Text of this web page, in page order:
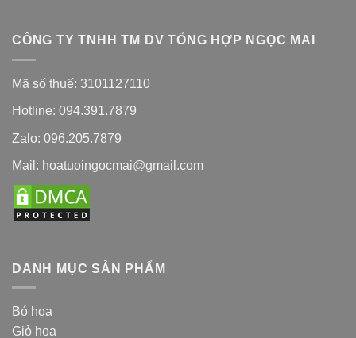
CÔNG TY TNHH TM DV TỔNG HỢP NGỌC MAI
Mã số thuế: 3101127110
Hotline: 094.391.7879
Zalo: 096.205.7879
Mail: hoatuoingocmai@gmail.com
DANH MỤC SẢN PHẨM
Bó hoa
Giỏ hoa